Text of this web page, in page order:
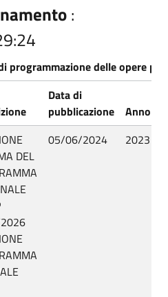
:
programmazione delle opere
Data di
pubblicazione
Anno
DEL
05/06/2024 2023